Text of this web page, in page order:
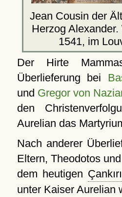
Jean Cousin der
Herzog
1541, im
Der Hirte
Überlieferung bei
und Gregor von
den
Aurelian das
Nach anderer
Eltern, Theodotos
dem heutigen Çankırı
unter Kaiser Aurelian